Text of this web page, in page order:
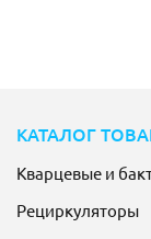
КАТАЛОГ
Кварцевые и
Рециркуляторы